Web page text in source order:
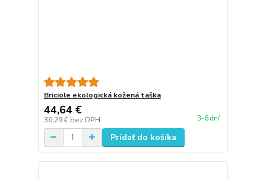
Briciole ekologická kožená taška
44,64 €
36,29 € bez DPH 3-6 dní
Pridať do košíka